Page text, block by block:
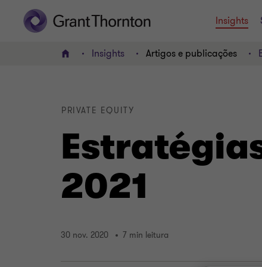
Insights
HOME Insights Artigos e publicações
2021
PRIVATE EQUITY
30 nov. 2020 7 min leitura